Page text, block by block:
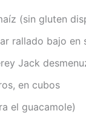
(sin gluten
rallado bajo en
Jack
en cubos
el guacamole)